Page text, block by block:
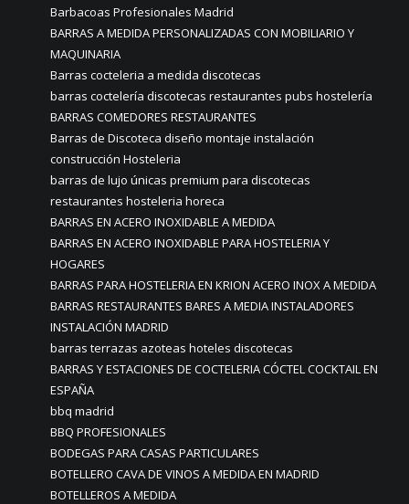
Barbacoas Profesionales Madrid
BARRAS A MEDIDA PERSONALIZADAS CON MOBILIARIO Y
MAQUINARIA
Barras cocteleria a medida discotecas
barras coctelería discotecas restaurantes pubs hostelería
BARRAS COMEDORES RESTAURANTES
Barras de Discoteca diseño montaje instalación
construcción Hosteleria
barras de lujo únicas premium para discotecas
restaurantes hosteleria horeca
BARRAS EN ACERO INOXIDABLE A MEDIDA
BARRAS EN ACERO INOXIDABLE PARA HOSTELERIA Y
HOGARES
BARRAS PARA HOSTELERIA EN KRION ACERO INOX A MEDIDA
BARRAS RESTAURANTES BARES A MEDIA INSTALADORES
INSTALACIÓN MADRID
barras terrazas azoteas hoteles discotecas
BARRAS Y ESTACIONES DE COCTELERIA CÓCTEL COCKTAIL EN
ESPAÑA
bbq madrid
BBQ PROFESIONALES
BODEGAS PARA CASAS PARTICULARES
BOTELLERO CAVA DE VINOS A MEDIDA EN MADRID
BOTELLEROS A MEDIDA